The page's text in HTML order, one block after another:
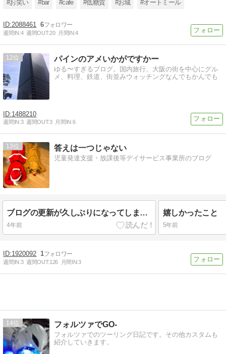
#お笑い #bar #cafe #低糖質 #お城 #オートミール
2088461 6
週間IN:4 週間OUT:20 月間IN:4
12 パインのアメいかがですかー
ゆる〜すぎるブログ。国内旅行、大阪の街を中心にグル
メ、料理、鉄道、街並みウォッチングなんでもかんでも
1488210
週間IN:3 週間OUT:3 月間IN:6
13 答えは一つじゃない
児童発達支援・放課後等デイサービス事業所のブログ
ブログの更新が久しぶりになってしまいました
4年前
嬉しかったこと
5年前
1920092 1
週間IN:3 週間OUT:126 月間IN:3
14 フォルツァでGO-
フォルツァでのツーリング日記です。その他カスタムも
紹介していきます。